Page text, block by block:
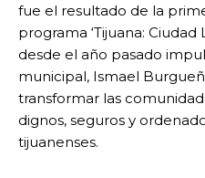
fue el resultado de la
programa ‘Tijuana: Ciudad
desde el año pasado
municipal, Ismael
transformar las
dignos, seguros y
tijuanenses.